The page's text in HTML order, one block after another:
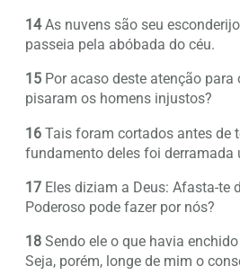
14As nuvens são seu
passeia pela abóbada do céu.
15 Por acaso deste atenção
pisaram os homens injustos?
16 Tais foram cortados antes de
fundamento deles foi derramada
17 Eles diziam a Deus: Afasta-te
Poderoso pode fazer por nós?
18 Sendo ele o que havia
Seja, porém, longe de mim o